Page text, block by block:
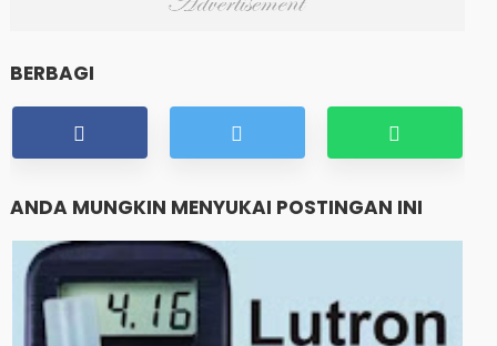
BERBAGI
ANDA MUNGKIN MENYUKAI POSTINGAN INI